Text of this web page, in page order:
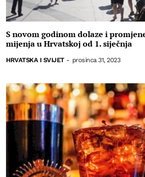
S novom godinom dolaze i
mijenja u Hrvatskoj od 1. siječnja
HRVATSKA I SVIJET - prosinca 31, 2023